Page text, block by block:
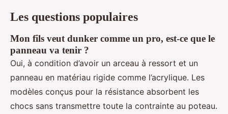
Les questions populaires
Mon fils veut dunker comme un pro, est-ce que le
panneau va tenir ?
Oui, à condition d’avoir un arceau à ressort et un
panneau en matériau rigide comme l’acrylique. Les
modèles conçus pour la résistance absorbent les
chocs sans transmettre toute la contrainte au poteau.